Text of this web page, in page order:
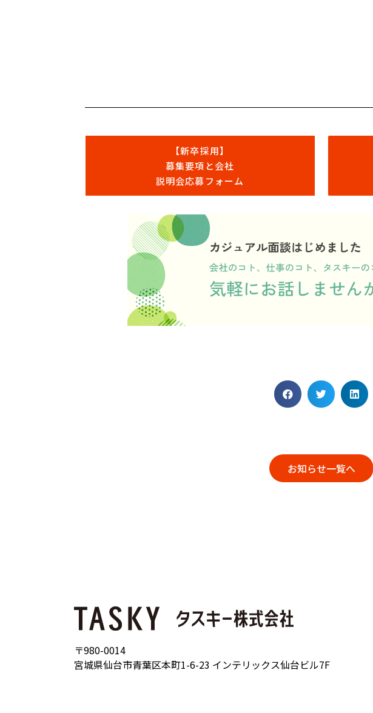
【新卒採用】
募集要項と会社
説明会応募フォーム
お知らせ一覧へ
〒980-0014
宮城県仙台市青葉区本町1-6-23 インテリックス仙台ビル7F